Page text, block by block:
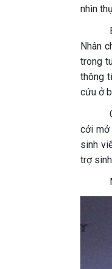
nhìn
Nhân
trong
thông
cứu ở
cởi mở
sinh
trợ